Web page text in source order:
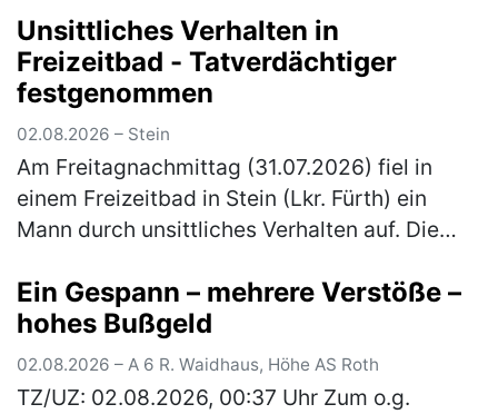
anstehenden Flug ausgeschlossen. Gegen 2…
(mehr)
Unsittliches Verhalten in
Freizeitbad - Tatverdächtiger
festgenommen
02.08.2026 – Stein
Am Freitagnachmittag (31.07.2026) fiel in
einem Freizeitbad in Stein (Lkr. Fürth) ein
Mann durch unsittliches Verhalten auf. Die
noch vor Ort fest. Gegen 16:… (mehr)
Ein Gespann – mehrere Verstöße –
hohes Bußgeld
02.08.2026 – A 6 R. Waidhaus, Höhe AS Roth
TZ/UZ: 02.08.2026, 00:37 Uhr Zum o.g.